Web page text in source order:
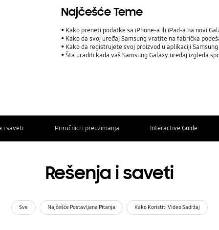
Najčešće Teme
Kako preneti podatke sa iPhone-a ili iPad-a na novi
Kako da svoj uređaj Samsung vratite na fabrička
Kako da registrujete svoj proizvod u aplikaciji
Šta uraditi kada vaš Samsung Galaxy uređaj izgleda
i saveti Priručnici i preuzimanja Interactive Guide
Rešenja i saveti
Sve Najčešće Postavljana Pitanja Kako Koristiti Video Sadržaj